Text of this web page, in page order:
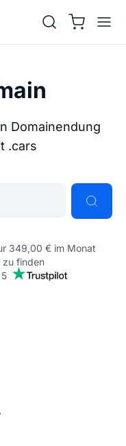
Domainendung
.cars
349,00 € im Monat
zu finden